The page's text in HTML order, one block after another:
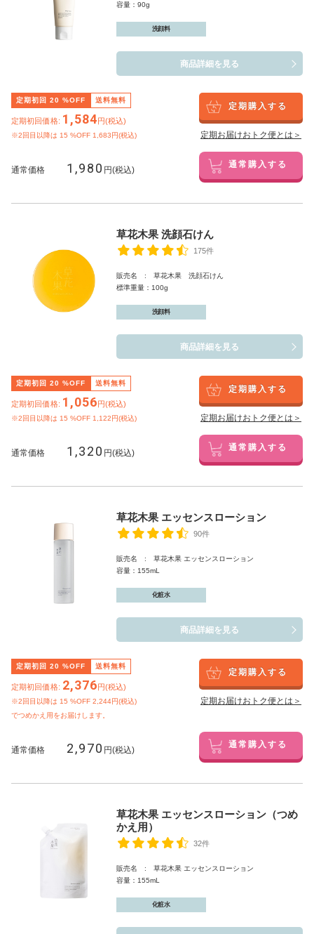
容量：90g
洗顔料
商品詳細を見る
定期初回 20 %OFF 送料無料
定期初回価格: 1,584円(税込)
※2回目以降は 15 %OFF 1,683円(税込)
定期購入する
定期お届けおトク便とは＞
通常価格 1,980 円(税込) 通常購入する
草花木果 洗顔石けん
175件
販売名 : 草花木果 洗顔石けん
標準重量：100g
洗顔料
商品詳細を見る
定期初回 20 %OFF 送料無料
定期初回価格: 1,056円(税込)
※2回目以降は 15 %OFF 1,122円(税込)
定期購入する
定期お届けおトク便とは＞
通常価格 1,320 円(税込) 通常購入する
草花木果 エッセンスローション
90件
販売名 : 草花木果 エッセンスローション
容量：155mL
化粧水
商品詳細を見る
定期初回 20 %OFF 送料無料
定期初回価格: 2,376円(税込)
※2回目以降は 15 %OFF 2,244円(税込)
でつめかえ用をお届けします。
定期購入する
定期お届けおトク便とは＞
通常価格 2,970 円(税込) 通常購入する
草花木果 エッセンスローション（つめ
かえ用）
32件
販売名 : 草花木果 エッセンスローション
容量：155mL
化粧水